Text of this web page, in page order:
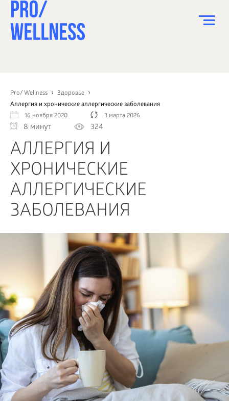
Pro/ Wellness
Здоровье
Аллергия и хронические аллергические заболевания
16 ноября 2020
3 марта 2026
8 минут 324
АЛЛЕРГИЯ И
ХРОНИЧЕСКИЕ
АЛЛЕРГИЧЕСКИЕ
ЗАБОЛЕВАНИЯ
СПОРТ
ЗДОРОВЬЕ
КРАСОТА
ПСИХОЛОГИЯ
ДЕТИ
ДОМ
КАК?
БИЗНЕС